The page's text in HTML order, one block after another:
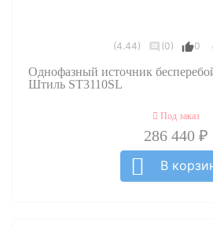
(4.44) (0) 0
Однофазный источник
Штиль ST3110SL
Под заказ
286 440 ₽
В